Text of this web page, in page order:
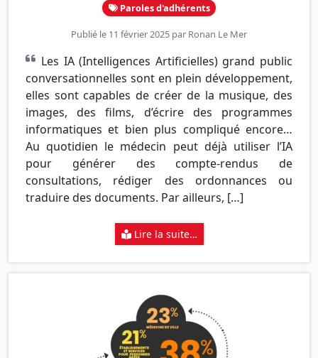
Paroles d'adhérents
Publié le 11 février 2025 par Ronan Le Mer
Les IA (Intelligences Artificielles) grand public
conversationnelles sont en plein développement,
elles sont capables de créer de la musique, des
images, des films, d’écrire des programmes
informatiques et bien plus compliqué encore…
Au quotidien le médecin peut déjà utiliser l’IA
pour générer des compte-rendus de
consultations, rédiger des ordonnances ou
traduire des documents. Par ailleurs, […]
Lire la suite…